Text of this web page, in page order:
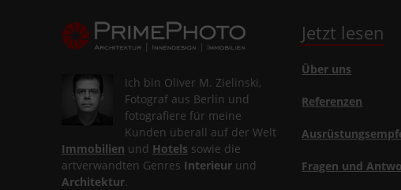
Ich bin Oliver M. Zielinski,
Fotograf aus Berlin und
fotografiere für meine
Kunden überall auf der Welt
Immobilien und Hotels sowie die
artverwandten Genres Interieurund
Architektur.
Jetzt lesen
Über uns
Referenzen
Fragen und